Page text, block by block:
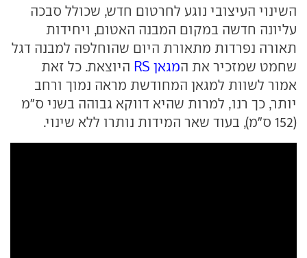
השינוי העיצובי נוגע לחרטום חדש, שכולל סבכה
עליונה חדשה במקום המבנה האטום, ויחידות
תאורה נפרדות מתאורת היום שהוחלפה למבנה דגל
שחמט שמזכיר את המגאן RS
היוצאת. כל זאת
אמור לשוות למגאן המחודשת מראה נמוך ורחב
יותר, כך רנו, למרות שהיא דווקא גבוהה בשני ס"מ
(152 ס"מ), בעוד שאר המידות נותרו ללא שינוי.